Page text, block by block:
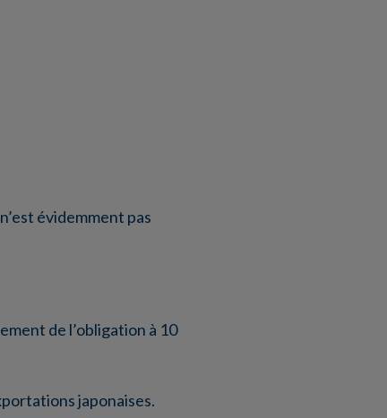
évidemment pas
de l’obligation à 10
japonaises.